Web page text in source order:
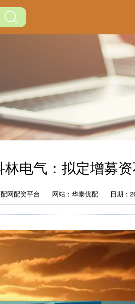
电气：拟定增募
网配资平台 网站：华泰优配 日期：